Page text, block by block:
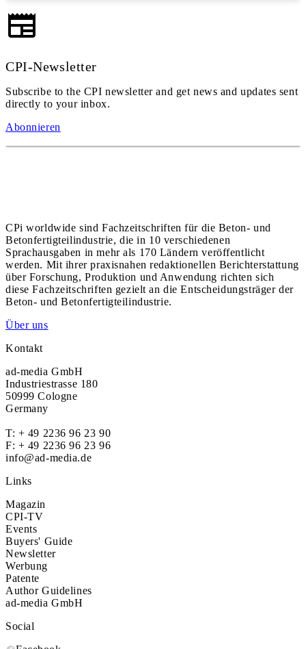
CPI-Newsletter
Subscribe to the CPI newsletter and get news and updates sent
directly to your inbox.
Abonnieren
CPi worldwide sind Fachzeitschriften für die Beton- und
Betonfertigteilindustrie, die in 10 verschiedenen
Sprachausgaben in mehr als 170 Ländern veröffentlicht
werden. Mit ihrer praxisnahen redaktionellen Berichterstattung
über Forschung, Produktion und Anwendung richten sich
diese Fachzeitschriften gezielt an die Entscheidungsträger der
Beton- und Betonfertigteilindustrie.
Über uns
Kontakt
ad-media GmbH
Industriestrasse 180
50999 Cologne
Germany
T: + 49 2236 96 23 90
F: + 49 2236 96 23 96
info@ad-media.de
Links
Magazin
CPI-TV
Events
Buyers' Guide
Newsletter
Werbung
Patente
Author Guidelines
ad-media GmbH
Social